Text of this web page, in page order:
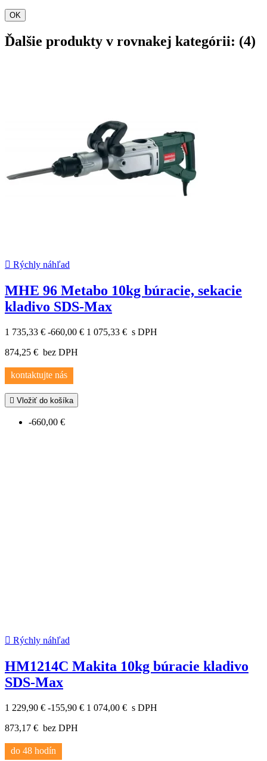
OK
Ďalšie produkty v rovnakej kategórii: (4)
 Rýchly náhľad
MHE 96 Metabo 10kg búracie, sekacie
kladivo SDS-Max
1 735,33 € -660,00 € 1 075,33 € s DPH
874,25 € bez DPH
kontaktujte nás
 Vložiť do košíka
-660,00 €
 Rýchly náhľad
HM1214C Makita 10kg búracie kladivo
SDS-Max
1 229,90 € -155,90 € 1 074,00 € s DPH
873,17 € bez DPH
do 48 hodín